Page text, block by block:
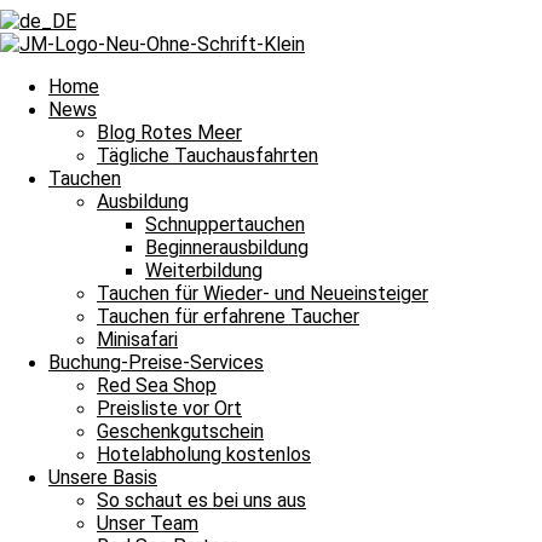
Home
News
Blog Rotes Meer
Tägliche Tauchausfahrten
Tauchen
Ausbildung
Schnuppertauchen
Beginnerausbildung
Weiterbildung
Tauchen für Wieder- und Neueinsteiger
Tauchen für erfahrene Taucher
Minisafari
Buchung-Preise-Services
Red Sea Shop
Preisliste vor Ort
Geschenkgutschein
Hotelabholung kostenlos
Unsere Basis
So schaut es bei uns aus
Unser Team
ZurückVoriger
NächsterEntspannte Tauchgänge im welligen Meer
und damit heißt es Leinen los für unsere täglichen Tauchausfahrten
Tauchguidesberichten an dieser Stelle jeden Tag von den
dem Meer und unter Wasser erlebt haben. Auch über die
Nachttauchgang – ihr könnt es mitverfolgen. Auch
Und das Beste? Unsere Berichte über die Tauchausfahrten unserer
lasst euch immer wieder aufs Neue verzaubern. Willkommen zu
Halbtagesfahrt
Tauchplatz 1: Carlson’s Corner